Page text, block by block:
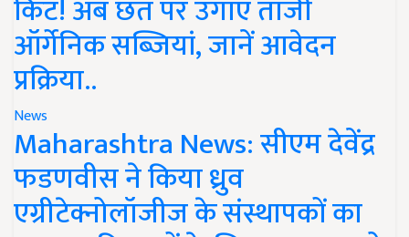
किट! अब छत पर उगाएं ताजी
ऑर्गेनिक सब्जियां, जानें आवेदन
प्रक्रिया..
News
Maharashtra News: सीएम देवेंद्र
फडणवीस ने किया ध्रुव
एग्रीटेक्नोलॉजीज के संस्थापकों का